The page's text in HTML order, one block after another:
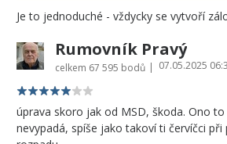
Je to jednoduché - vždycky se vytvoří
Rumovník Pravý
celkem 67 595 bodů | 07.05.2025
úprava skoro jak od MSD, škoda. Ono
nevypadá, spíše jako takoví ti červíčci při